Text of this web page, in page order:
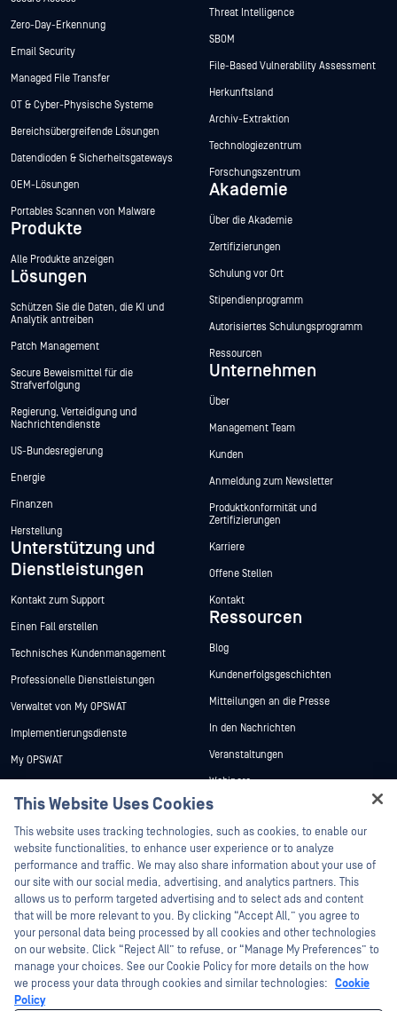
Zero-Day-Erkennung
Email Security
Managed File Transfer
OT & Cyber-Physische Systeme
Bereichsübergreifende Lösungen
Datendioden & Sicherheitsgateways
OEM-Lösungen
Portables Scannen von Malware
Produkte
Alle Produkte anzeigen
Lösungen
Schützen Sie die Daten, die KI und
Analytik antreiben
Patch Management
Secure Beweismittel für die
Strafverfolgung
Regierung, Verteidigung und
Nachrichtendienste
US-Bundesregierung
Energie
Finanzen
Herstellung
Unterstützung und
Dienstleistungen
Kontakt zum Support
Einen Fall erstellen
Technisches Kundenmanagement
Professionelle Dienstleistungen
Verwaltet von My OPSWAT
Implementierungsdienste
My OPSWAT
Programm zur Behebung von
Sicherheitslücken
Partner
Zertifizierung
Technologie-Partner
Partner Programm
Threat Intelligence
SBOM
File-Based Vulnerability Assessment
Herkunftsland
Archiv-Extraktion
Technologiezentrum
Forschungszentrum
Akademie
Über die Akademie
Zertifizierungen
Schulung vor Ort
Stipendienprogramm
Autorisiertes Schulungsprogramm
Ressourcen
Unternehmen
Über
Management Team
Kunden
Anmeldung zum Newsletter
Produktkonformität und
Zertifizierungen
Karriere
Offene Stellen
Kontakt
Ressourcen
Blog
Kundenerfolgsgeschichten
Mitteilungen an die Presse
In den Nachrichten
Veranstaltungen
Webinare
Datenblätter
Weiße Papiere
Kostenlose Tools
©2026 OPSWAT . Alle Rechte vorbehalten. OPSWAT, MetaDefender, Metascan,
This Website Uses Cookies
This website uses tracking technologies, such as cookies, to enable our
website functionalities, to enhance user experience or to analyze
performance and traffic. We may also share information about your use of
our site with our social media, advertising, and analytics partners. This
allows us to perform targeted advertising and to select ads and content
that will be more relevant to you. By clicking “Accept All,” you agree to
your personal data being processed by all cookies and other technologies
on our website. Click “Reject All” to refuse, or “Manage My Preferences” to
manage your choices. See our Cookie Policy for more details on the how
we process your data through cookies and similar technologies: Cookie
Policy
Hey there!
I'm Ozzy, your OPSWAT virtual assistant.
How can I help you secure what's critical
today?